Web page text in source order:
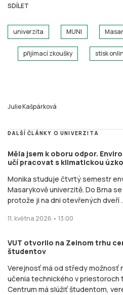
SDÍLET
univerzita MUNI
přijímací zkoušky stisk
Julie Kašpárková
DALŠÍ ČLÁNKY O UNIVERZITA
Měla jsem k oboru odpor.
učí pracovat s klimatickou
Monika studuje čtvrtý semestr
Masarykově univerzitě. Do Brna
protože ji na dni otevřených dveří
11. května 2026 • 13:00
VUT otvorilo na Zelnom trhu
študentov
Verejnosť má od středy možnosť
učenia technického v priestoroch
Centrum má slúžiť študentom,